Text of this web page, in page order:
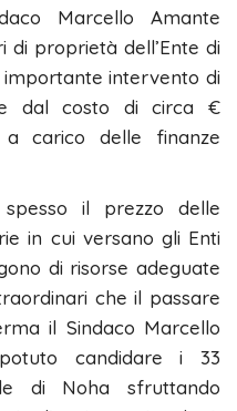
Marcello Amante
di proprietà dell’Ente di
intervento di
dal costo di circa €
a carico delle finanze
spesso il prezzo delle
in cui versano gli Enti
di risorse adeguate
che il passare
il Sindaco Marcello
candidare i 33
di Noha sfruttando